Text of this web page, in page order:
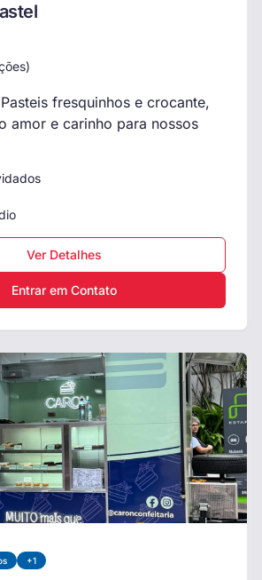
fresquinhos e crocante,
amor e carinho para nossos
Ver Detalhes
Entrar em Contato
+1